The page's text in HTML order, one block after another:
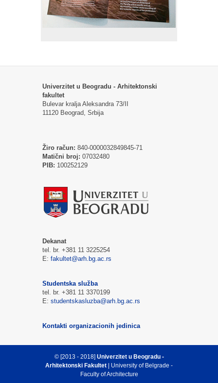
Univerzitet u Beogradu - Arhitektonski
fakultet
Bulevar kralja Aleksandra 73/II
11120 Beograd, Srbija
Žiro račun: 840-0000032849845-71
Matični broj: 07032480
PIB: 100252129
Dekanat
tel. br. +381 11 3225254
E: fakultet@arh.bg.ac.rs
Studentska služba
tel. br. +381 11 3370199
E: studentskasluzba@arh.bg.ac.rs
Kontakti organizacionih jedinica
© [2013 - 2018] Univerzitet u Beogradu -
Arhitektonski Fakultet | University of Belgrade -
Faculty of Architecture